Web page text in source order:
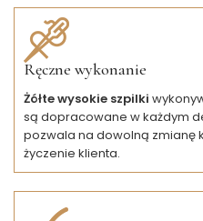
Ręczne wykonanie
Żółte wysokie szpilki
są dopracowane w każdym
pozwala na dowolną zmianę
życzenie klienta.